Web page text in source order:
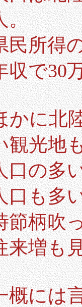
。
民所得
収で30
かに北
観光地
口の多
口も多
節柄吹
来増も
概には